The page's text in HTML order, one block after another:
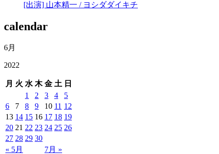
[出演] 山本精一 / ヨシダダイキチ
calendar
6月
2022
月 火 水 木 金 土 日
« 5月 7月 »
1 2 3 4
5
6
7 8 9 10 11 12
13 14 15 16 17 18 19
20 21 22 23 24 25 26
27 28 29 30